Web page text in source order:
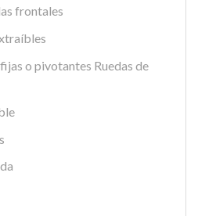
frontales
o pivotantes Ruedas de